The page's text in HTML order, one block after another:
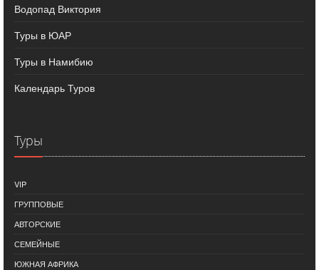
Водопад Виктория
Туры в ЮАР
Туры в Намибию
Календарь Туров
Туры
VIP
ГРУППОВЫЕ
АВТОРСКИЕ
СЕМЕЙНЫЕ
ЮЖНАЯ АФРИКА